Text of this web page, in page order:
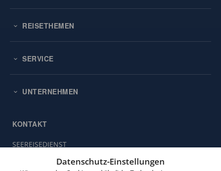
REISETHEMEN
SERVICE
UNTERNEHMEN
KONTAKT
SEEREISEDIENST
47119 Duisburg
Diese
verwendet
Datenschutz-Einstellungen